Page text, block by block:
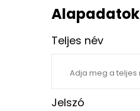
Alapadatok
Teljes név
Jelszó